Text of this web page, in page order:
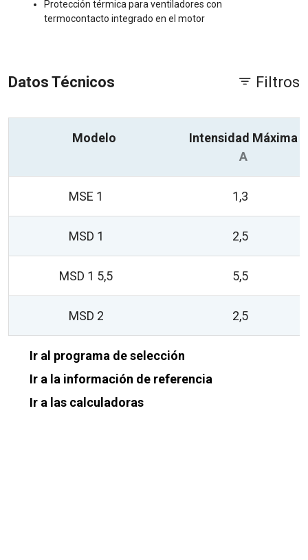
Protección térmica para ventiladores con
termocontacto integrado en el motor
Datos Técnicos Filtros
Modelo
Intensidad Máxima
A
MSE 1 1,3
MSD 1 2,5
MSD 1 5,5 5,5
MSD 2 2,5
Ir al programa de selección
Ir a la información de referencia
Ir a las calculadoras